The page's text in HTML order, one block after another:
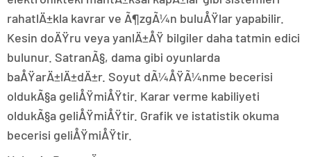
rahatlÄ±kla kavrar ve Ã¶zgÃ¼n buluÅŸlar yapabilir.
Kesin doÄŸru veya yanlÄ±ÅŸ bilgiler daha tatmin edici
bulunur. SatranÃ§, dama gibi oyunlarda
baÅŸarÄ±lÄ±dÄ±r. Soyut dÃ¼ÅŸÃ¼nme becerisi
oldukÃ§a geliÅŸmiÅŸtir. Karar verme kabiliyeti
oldukÃ§a geliÅŸmiÅŸtir. Grafik ve istatistik okuma
becerisi geliÅŸmiÅŸtir.